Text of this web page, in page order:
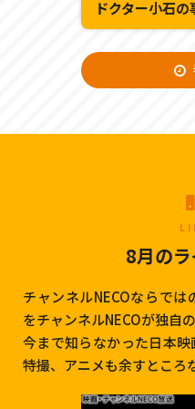
ドクター小石
8月の
チャンネルNECOならで
をチャンネルNECOが独自
今まで知らなかった日本映
特撮、アニメも余すところ